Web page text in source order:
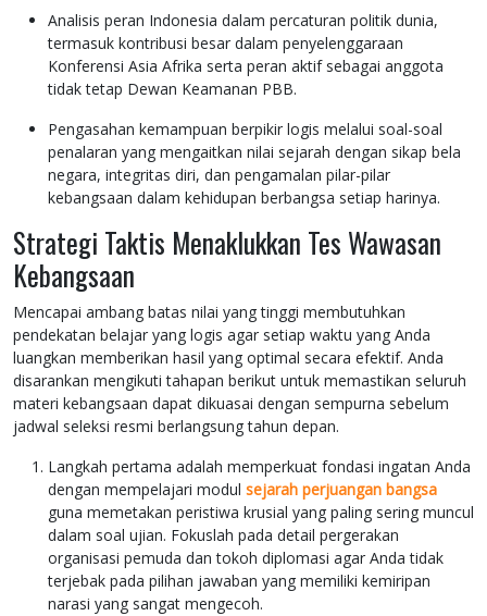
Analisis peran Indonesia dalam percaturan politik dunia,
termasuk kontribusi besar dalam penyelenggaraan
Konferensi Asia Afrika serta peran aktif sebagai anggota
tidak tetap Dewan Keamanan PBB.
Pengasahan kemampuan berpikir logis melalui soal-soal
penalaran yang mengaitkan nilai sejarah dengan sikap bela
negara, integritas diri, dan pengamalan pilar-pilar
kebangsaan dalam kehidupan berbangsa setiap harinya.
Strategi Taktis Menaklukkan Tes Wawasan
Kebangsaan
Mencapai ambang batas nilai yang tinggi membutuhkan
pendekatan belajar yang logis agar setiap waktu yang Anda
luangkan memberikan hasil yang optimal secara efektif. Anda
disarankan mengikuti tahapan berikut untuk memastikan seluruh
materi kebangsaan dapat dikuasai dengan sempurna sebelum
jadwal seleksi resmi berlangsung tahun depan.
Langkah pertama adalah memperkuat fondasi ingatan Anda
dengan mempelajari modul sejarah perjuangan bangsa
guna memetakan peristiwa krusial yang paling sering muncul
dalam soal ujian. Fokuslah pada detail pergerakan
organisasi pemuda dan tokoh diplomasi agar Anda tidak
terjebak pada pilihan jawaban yang memiliki kemiripan
narasi yang sangat mengecoh.